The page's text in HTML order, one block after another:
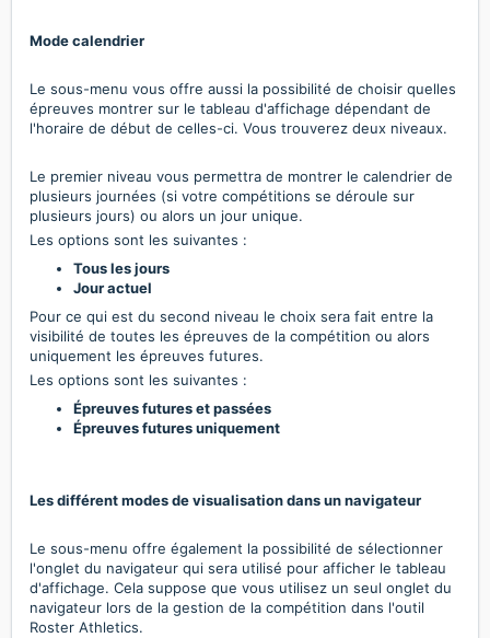
Mode calendrier
Le sous-menu vous offre aussi la possibilité de choisir quelles
épreuves montrer sur le tableau d'affichage dépendant de
l'horaire de début de celles-ci. Vous trouverez deux niveaux.
Le premier niveau vous permettra de montrer le calendrier de
plusieurs journées (si votre compétitions se déroule sur
plusieurs jours) ou alors un jour unique.
Les options sont les suivantes :
Tous les jours
Jour actuel
Pour ce qui est du second niveau le choix sera fait entre la
visibilité de toutes les épreuves de la compétition ou alors
uniquement les épreuves futures.
Les options sont les suivantes :
Épreuves futures et passées
Épreuves futures uniquement
Les différent modes de visualisation dans un navigateur
Le sous-menu offre également la possibilité de sélectionner
l'onglet du navigateur qui sera utilisé pour afficher le tableau
d'affichage. Cela suppose que vous utilisez un seul onglet du
navigateur lors de la gestion de la compétition dans l'outil
Roster Athletics.